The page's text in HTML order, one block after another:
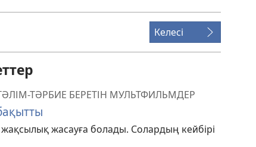
Келесі
ТӘРБИЕ БЕРЕТІН МУЛЬТФИЛЬМДЕР
жасауға болады. Солардың кейбірі